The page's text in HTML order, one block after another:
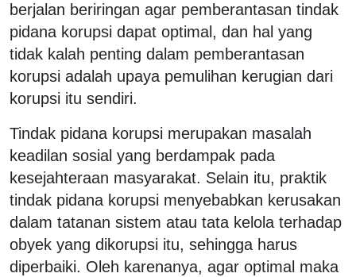
berjalan beriringan agar pemberantasan tindak
pidana korupsi dapat optimal, dan hal yang
tidak kalah penting dalam pemberantasan
korupsi adalah upaya pemulihan kerugian dari
korupsi itu sendiri.
Tindak pidana korupsi merupakan masalah
keadilan sosial yang berdampak pada
kesejahteraan masyarakat. Selain itu, praktik
tindak pidana korupsi menyebabkan kerusakan
dalam tatanan sistem atau tata kelola terhadap
obyek yang dikorupsi itu, sehingga harus
diperbaiki. Oleh karenanya, agar optimal maka